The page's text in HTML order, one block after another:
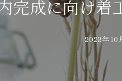
完成に向け着
2023年10